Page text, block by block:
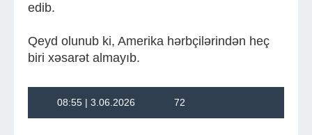
edib.
Qeyd olunub ki, Amerika hərbçilərindən heç
biri xəsarət almayıb.
08:55 | 3.06.2026 72